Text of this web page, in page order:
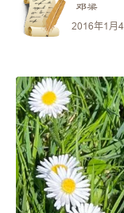
邓梁
2016年1月4